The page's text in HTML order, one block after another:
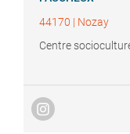
44170 | Nozay
Centre